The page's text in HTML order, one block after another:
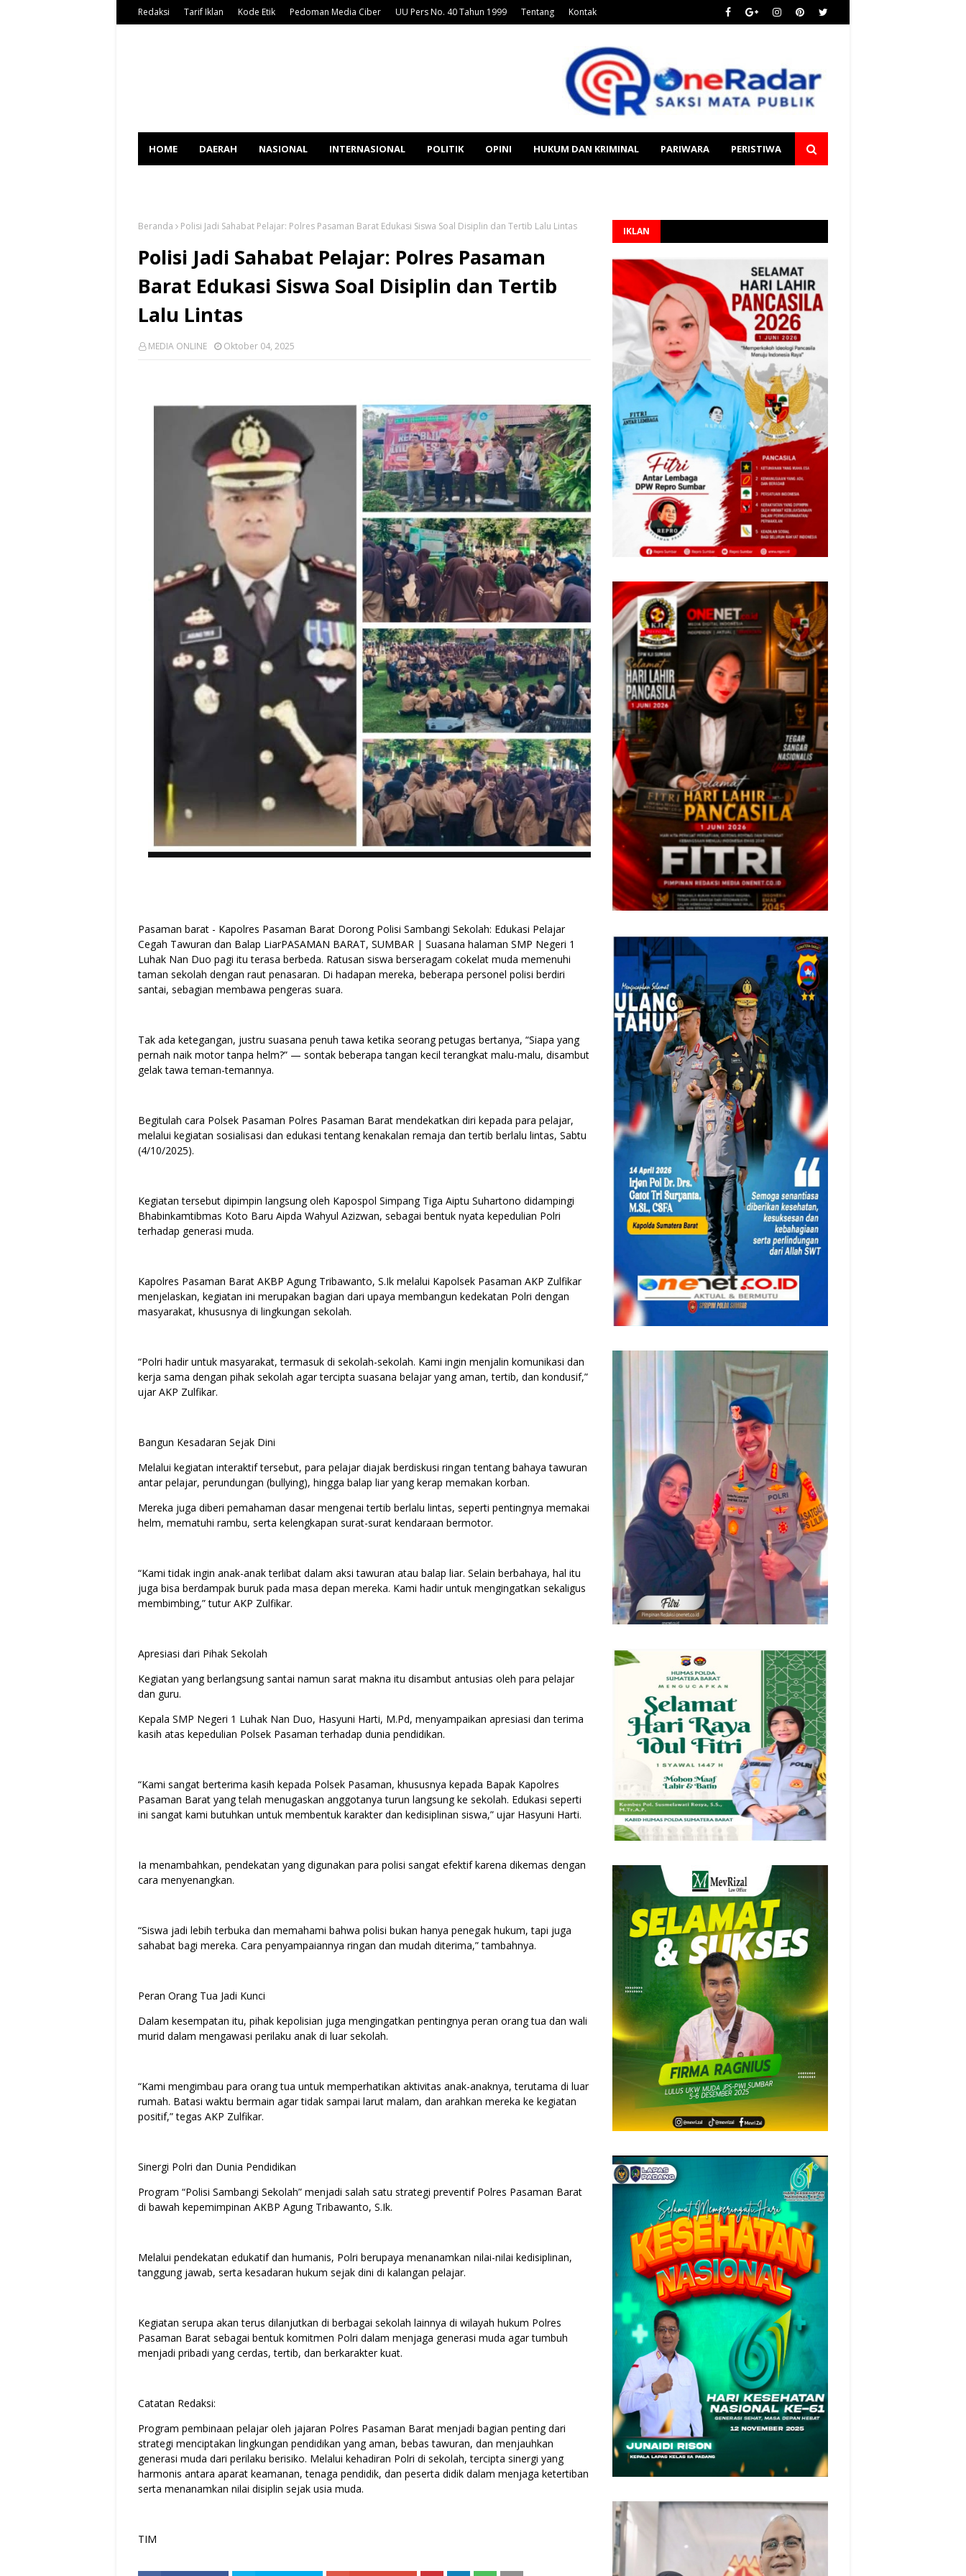
Redaksi Tarif Iklan Kode Etik Pedoman Media Ciber UU Pers No. 40 Tahun 1999 Tentang Kontak
HOME DAERAH NASIONAL INTERNASIONAL POLITIK OPINI HUKUM DAN KRIMINAL PARIWARA PERISTIWA
Beranda Polisi Jadi Sahabat Pelajar: Polres Pasaman Barat Edukasi Siswa Soal Disiplin dan Tertib Lalu Lintas
Polisi Jadi Sahabat Pelajar: Polres Pasaman
Barat Edukasi Siswa Soal Disiplin dan Tertib
Lalu Lintas
MEDIA ONLINE Oktober 04, 2025
Pasaman barat - Kapolres Pasaman Barat Dorong Polisi Sambangi Sekolah: Edukasi Pelajar
Cegah Tawuran dan Balap LiarPASAMAN BARAT, SUMBAR | Suasana halaman SMP Negeri 1
Luhak Nan Duo pagi itu terasa berbeda. Ratusan siswa berseragam cokelat muda memenuhi
taman sekolah dengan raut penasaran. Di hadapan mereka, beberapa personel polisi berdiri
santai, sebagian membawa pengeras suara.
Tak ada ketegangan, justru suasana penuh tawa ketika seorang petugas bertanya, “Siapa yang
pernah naik motor tanpa helm?” — sontak beberapa tangan kecil terangkat malu-malu, disambut
gelak tawa teman-temannya.
Begitulah cara Polsek Pasaman Polres Pasaman Barat mendekatkan diri kepada para pelajar,
melalui kegiatan sosialisasi dan edukasi tentang kenakalan remaja dan tertib berlalu lintas, Sabtu
(4/10/2025).
Kegiatan tersebut dipimpin langsung oleh Kapospol Simpang Tiga Aiptu Suhartono didampingi
Bhabinkamtibmas Koto Baru Aipda Wahyul Azizwan, sebagai bentuk nyata kepedulian Polri
terhadap generasi muda.
Kapolres Pasaman Barat AKBP Agung Tribawanto, S.Ik melalui Kapolsek Pasaman AKP Zulfikar
menjelaskan, kegiatan ini merupakan bagian dari upaya membangun kedekatan Polri dengan
masyarakat, khususnya di lingkungan sekolah.
“Polri hadir untuk masyarakat, termasuk di sekolah-sekolah. Kami ingin menjalin komunikasi dan
kerja sama dengan pihak sekolah agar tercipta suasana belajar yang aman, tertib, dan kondusif,”
ujar AKP Zulfikar.
Bangun Kesadaran Sejak Dini
Melalui kegiatan interaktif tersebut, para pelajar diajak berdiskusi ringan tentang bahaya tawuran
antar pelajar, perundungan (bullying), hingga balap liar yang kerap memakan korban.
Mereka juga diberi pemahaman dasar mengenai tertib berlalu lintas, seperti pentingnya memakai
helm, mematuhi rambu, serta kelengkapan surat-surat kendaraan bermotor.
“Kami tidak ingin anak-anak terlibat dalam aksi tawuran atau balap liar. Selain berbahaya, hal itu
juga bisa berdampak buruk pada masa depan mereka. Kami hadir untuk mengingatkan sekaligus
membimbing,” tutur AKP Zulfikar.
Apresiasi dari Pihak Sekolah
Kegiatan yang berlangsung santai namun sarat makna itu disambut antusias oleh para pelajar
dan guru.
Kepala SMP Negeri 1 Luhak Nan Duo, Hasyuni Harti, M.Pd, menyampaikan apresiasi dan terima
kasih atas kepedulian Polsek Pasaman terhadap dunia pendidikan.
“Kami sangat berterima kasih kepada Polsek Pasaman, khususnya kepada Bapak Kapolres
Pasaman Barat yang telah menugaskan anggotanya turun langsung ke sekolah. Edukasi seperti
ini sangat kami butuhkan untuk membentuk karakter dan kedisiplinan siswa,” ujar Hasyuni Harti.
Ia menambahkan, pendekatan yang digunakan para polisi sangat efektif karena dikemas dengan
cara menyenangkan.
“Siswa jadi lebih terbuka dan memahami bahwa polisi bukan hanya penegak hukum, tapi juga
sahabat bagi mereka. Cara penyampaiannya ringan dan mudah diterima,” tambahnya.
Peran Orang Tua Jadi Kunci
Dalam kesempatan itu, pihak kepolisian juga mengingatkan pentingnya peran orang tua dan wali
murid dalam mengawasi perilaku anak di luar sekolah.
“Kami mengimbau para orang tua untuk memperhatikan aktivitas anak-anaknya, terutama di luar
rumah. Batasi waktu bermain agar tidak sampai larut malam, dan arahkan mereka ke kegiatan
positif,” tegas AKP Zulfikar.
Sinergi Polri dan Dunia Pendidikan
Program “Polisi Sambangi Sekolah” menjadi salah satu strategi preventif Polres Pasaman Barat
di bawah kepemimpinan AKBP Agung Tribawanto, S.Ik.
Melalui pendekatan edukatif dan humanis, Polri berupaya menanamkan nilai-nilai kedisiplinan,
tanggung jawab, serta kesadaran hukum sejak dini di kalangan pelajar.
Kegiatan serupa akan terus dilanjutkan di berbagai sekolah lainnya di wilayah hukum Polres
Pasaman Barat sebagai bentuk komitmen Polri dalam menjaga generasi muda agar tumbuh
menjadi pribadi yang cerdas, tertib, dan berkarakter kuat.
Catatan Redaksi:
Program pembinaan pelajar oleh jajaran Polres Pasaman Barat menjadi bagian penting dari
strategi menciptakan lingkungan pendidikan yang aman, bebas tawuran, dan menjauhkan
generasi muda dari perilaku berisiko. Melalui kehadiran Polri di sekolah, tercipta sinergi yang
harmonis antara aparat keamanan, tenaga pendidik, dan peserta didik dalam menjaga ketertiban
serta menanamkan nilai disiplin sejak usia muda.
TIM
IKLAN